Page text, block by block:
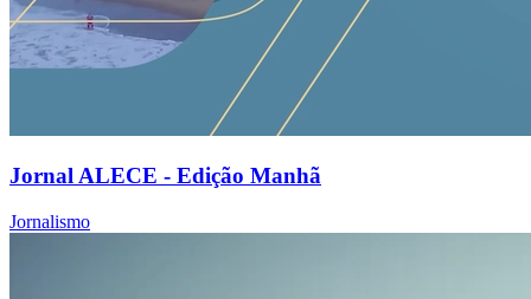
Jornal ALECE - Edição Manhã
Jornalismo